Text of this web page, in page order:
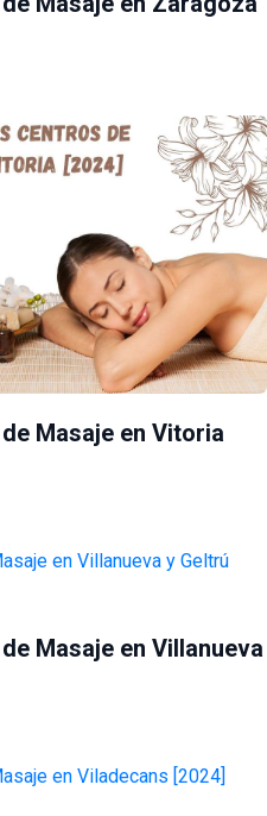
Masaje en Vitoria
Masaje en Villanueva